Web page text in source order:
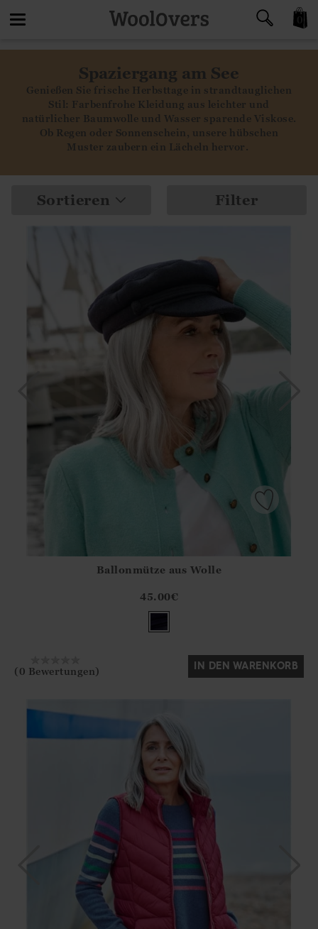
Spaziergang am See
Genießen Sie frische Herbsttage in strandtauglichen
Stil: Farbenfrohe Kleidung aus leichter und
natürlicher Baumwolle und Wasser sparende Viskose.
Ob Regen oder Sonnenschein, unsere hübschen
Muster zaubern ein Lächeln hervor.
Sortieren Filter
?? ""
Nein
Ballonmütze aus Wolle
45.00€
(0 Bewertungen) IN DEN WARENKORB